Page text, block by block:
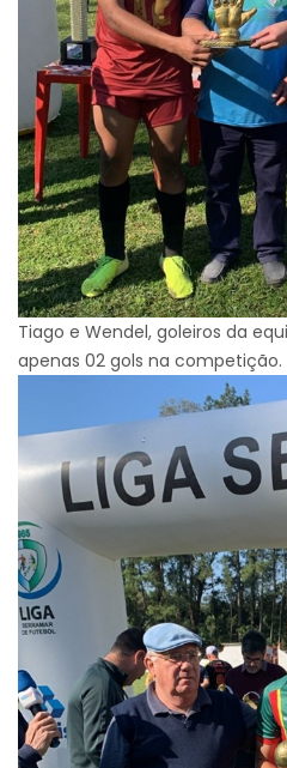
Tiago e Wendel, goleiros da
apenas 02 gols na competição.